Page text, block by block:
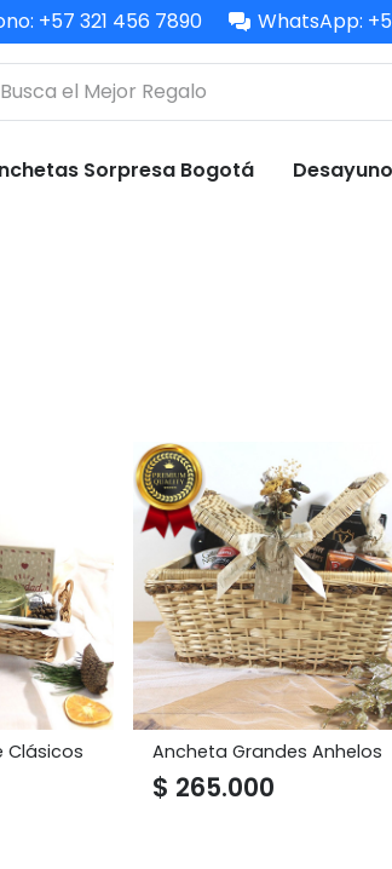
+57 321 456 7890 WhatsApp:
Sorpresa Bogotá
Clásicos
Ancheta Grandes Anhelos
$ 265.000